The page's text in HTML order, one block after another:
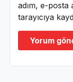
adım, e-posta
tarayıcıya